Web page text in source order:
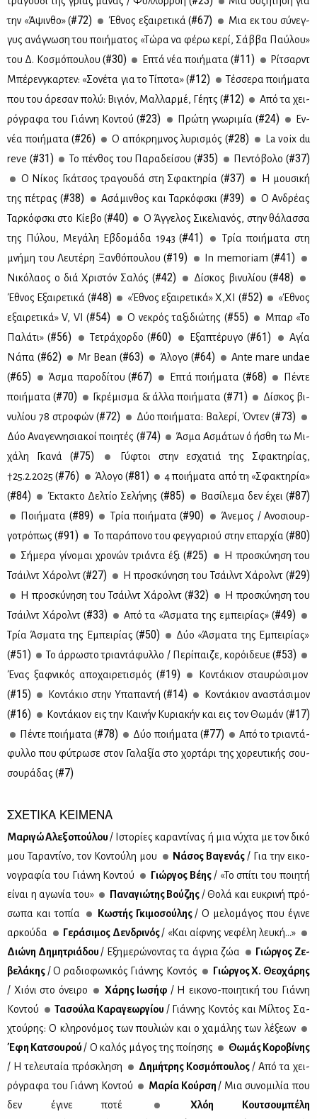
την «Άψιν­θο» (#72) Έθνος εξαι­ρε­τι­κά (#67)
Μια εκ του σύ­νεγ­
γυς ανά­γνω­ση του ποι­ή­μα­τος «Τώ­ρα να φέ­ρω κε­ρί, Σάβ­βα Παύ­λου»
του Δ. Κο­σμό­που­λου (#30) Επτά νέα ποι­ή­μα­τα (#11)
Ρί­τσαρντ
Μπέ­ρεν­γκαρ­τεν: «Σο­νέ­τα για το Τί­πο­τα» (#12)
Τέσ­σε­ρα ποι­ή­μα­τα
που του άρε­σαν πο­λύ: Βι­γιόν, Μαλ­λαρ­μέ, Γέ­ητς (#12)
Από τα χει­
ρό­γρα­φα του Γιάν­νη Κο­ντού (#23) Πρώ­τη γνω­ρι­μία (#24)
Εν­
νέα ποι­ή­μα­τα (#26) Ο από­κρη­μνος λυ­ρι­σμός (#28)
La voix du
reve (#31) Το πέν­θος του Πα­ρα­δεί­σου (#35) Πε­ντό­βο­λο (#37)
Ο Νί­κος Γκά­τσος τρα­γου­δά στη Σφα­κτη­ρία (#37)
Η μου­σι­κή
της πέ­τρας (#38) Ασά­μιν­θος και Ταρ­κόφ­σκι (#39)
Ο Αν­δρέ­ας
Ταρ­κόφ­σκι στο Κί­ε­βο (#40)
Ο Άγ­γε­λος Σι­κε­λια­νός, στην θά­λασ­σα
της Πύ­λου, Με­γά­λη Εβδο­μά­δα 1943 (#41)
Τρία ποι­ή­μα­τα στη
μνή­μη του Λευ­τέ­ρη Ξαν­θό­που­λου (#19) In memoriam (#41)
Νι­κό­λα­ος ο διά Χρι­στόν Σα­λός (#42) Δί­σκος βι­νυ­λί­ου (#48)
Έθνος Εξαι­ρε­τι­κά (#48) «Έθνος εξαι­ρε­τι­κά» Χ,ΧΙ (#52)
«Έθνος
εξαι­ρε­τι­κά» V, VI (#54) Ο νε­κρός τα­ξι­διώ­της (#55)
Μπαρ «Το
Πα­λά­τι» (#56) Τε­τρά­χορ­δο (#60) Εξα­πτέ­ρυ­γο (#61)
Αγία
Νά­πα (#62) Mr Bean (#63) Άλο­γο (#64)
Ante mare undae
(#65) Άσμα πα­ρο­δί­του (#67) Επτά ποι­ή­μα­τα (#68)
Πέ­ντε
ποι­ή­μα­τα (#70) Γκρέ­μι­σμα & άλ­λα ποι­ή­μα­τα (#71)
Δί­σκος βι­
νυ­λί­ου 78 στρο­φών (#72) Δύο ποι­ή­μα­τα: Βα­λε­ρί, Όντεν (#73)
Δύο Ανα­γεν­νη­σια­κοί ποι­η­τές (#74)
Άσμα Ασμά­των ό ήσθη τω Μι­
χά­λη Γκα­νά (#75)
Γύ­φτοι στην εσχα­τιά της Σφα­κτη­ρί­ας,
†25.2.2025 (#76) Άλο­γο (#81)
4 ποι­ή­μα­τα από τη «Σφα­κτη­ρία»
(#84) Έκτα­κτο Δελ­τίο Σε­λή­νης (#85) Βα­σί­λε­μα δεν έχει (#87)
Ποι­ή­μα­τα (#89) Τρία ποι­ή­μα­τα (#90)
Άνε­μος / Ανο­σιουρ­
γο­τρό­πως (#91) Το πα­ρά­πο­νο του φεγ­γα­ριού στην επαρ­χία (#80)
Σή­με­ρα γί­νο­μαι χρο­νών τριά­ντα έξι (#25)
Η προ­σκύ­νη­ση του
Τσάιλντ Χά­ρολντ (#27) Η προ­σκύ­νη­ση του Τσάιλντ Χά­ρολντ (#29)
Η προ­σκύ­νη­ση του Τσάιλντ Χά­ρολντ (#32)
Η προ­σκύ­νη­ση του
Τσάιλντ Χά­ρολντ (#33) Aπό τα «Άσμα­τα της εμπει­ρί­ας» (#49)
Τρία Άσμα­τα της Εμπει­ρί­ας (#50)
Δύο «Άσμα­τα της Εμπει­ρί­ας»
(#51) Το άρ­ρω­στο τρια­ντά­φυλ­λο / Πε­ρί­παι­ζε, κο­ρόι­δευε (#53)
Ένας ξαφ­νι­κός απο­χαι­ρε­τι­σμός (#19)
Κο­ντά­κιον σταυ­ρώ­σι­μον
(#15) Κο­ντά­κιο στην Υπα­πα­ντή (#14)
Κο­ντά­κιον ανα­στά­σι­μον
(#16) Κο­ντά­κιον εις την Και­νήν Κυ­ρια­κήν και εις τον Θω­μάν (#17)
Πέ­ντε ποι­ή­μα­τα (#78) Δύο ποι­ή­μα­τα (#77)
Από το τρια­ντά­
φυλ­λο που φύ­τρω­σε στον Γα­λα­ξία στο χορ­τά­ρι της χο­ρευ­τι­κής σου­
σου­ρά­δας (#7)
ΣΧΕΤΙΚΑ ΚΕΙΜΕΝΑ
Mα­ρι­γώ Αλε­ξο­πού­λου / Ιστο­ρί­ες κα­ρα­ντί­νας ή μια νύ­χτα με τον δι­κό
μου Τα­ρα­ντί­νο, τον Κο­ντού­λη μου
Νά­σος Βα­γε­νάς / Για την ει­κο­
νο­γρα­φία του Γιάν­νη Κο­ντού
Γιώρ­γος Βέ­ης / «Το σπί­τι του ποι­η­τή
εί­ναι η αγω­νία του»
Πα­να­γιώ­της Βού­ζης / Θο­λά και ευ­κρι­νή πρό­
σω­πα και το­πία
Κω­στής Γκι­μο­σού­λης / Ο με­λο­μά­γος που έγι­νε
αρ­κού­δα
Γε­ρά­σι­μος Δεν­δρι­νός/ «Και αίφ­νης νε­φέ­λη λευ­κή...»
Διώ­νη Δη­μη­τριά­δου / Εξη­με­ρώ­νο­ντας τα άγρια ζώα
Γιώρ­γος Ζε­
βε­λά­κης / Ο ρα­διο­φω­νι­κός Γιάν­νης Κο­ντός
Γιώρ­γος Χ. Θε­ο­χά­ρης
/ Χιό­νι στο όνει­ρο
Χά­ρης Ιω­σήφ / Η ει­κο­νο-ποι­η­τι­κή του Γιάν­νη
Κο­ντού
Τα­σού­λα Κα­ρα­γε­ωρ­γί­ου / Γιάν­νης Κο­ντός και Μίλ­τος Σα­
χτού­ρης: Ο κλη­ρο­νό­μος των που­λιών και ο χα­μά­λης των λέ­ξε­ων
Έφη Κα­τσου­ρού / Ο κα­λός μά­γος της ποί­η­σης
Θω­μάς Κο­ρο­βί­νης
/ Η τε­λευ­ταία πρό­σκλη­ση
Δη­μή­τρης Κο­σμό­που­λος / Από τα χει­
ρό­γρα­φα του Γιάν­νη Κο­ντού
Μα­ρία Κούρ­ση / Μια συ­νο­μι­λία που
δεν έγι­νε πο­τέ
Χλόη Κου­τσου­μπέ­λη